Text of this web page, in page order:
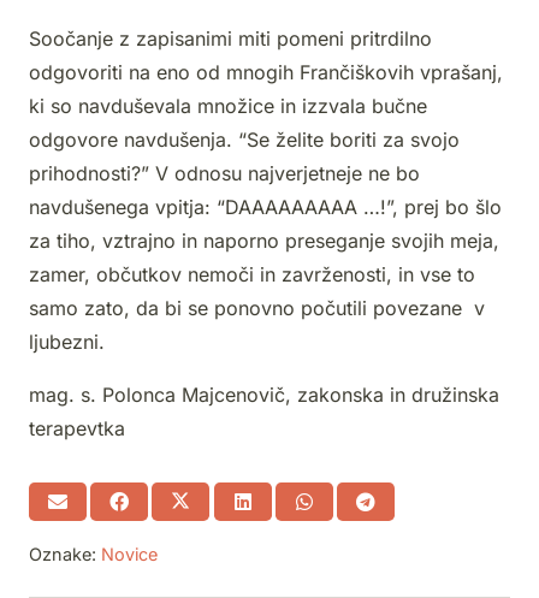
Soočanje z zapisanimi miti pomeni pritrdilno
odgovoriti na eno od mnogih Frančiškovih vprašanj,
ki so navduševala množice in izzvala bučne
odgovore navdušenja. “Se želite boriti za svojo
prihodnosti?” V odnosu najverjetneje ne bo
navdušenega vpitja: “DAAAAAAAAA …!”, prej bo šlo
za tiho, vztrajno in naporno preseganje svojih meja,
zamer, občutkov nemoči in zavrženosti, in vse to
samo zato, da bi se ponovno počutili povezane v
ljubezni.
mag. s. Polonca Majcenovič, zakonska in družinska
terapevtka
Oznake: Novice